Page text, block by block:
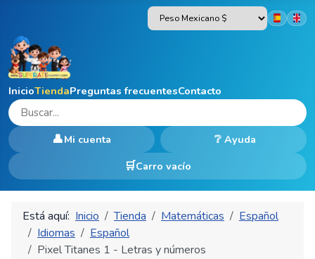
InicioTiendaPreguntas frecuentesContacto
👤Mi cuenta ❔ Ayuda
Carro vacío
Está aquí: Inicio Tienda Matemáticas
Español
Idiomas
Español
Pixel Titanes 1 - Letras y números